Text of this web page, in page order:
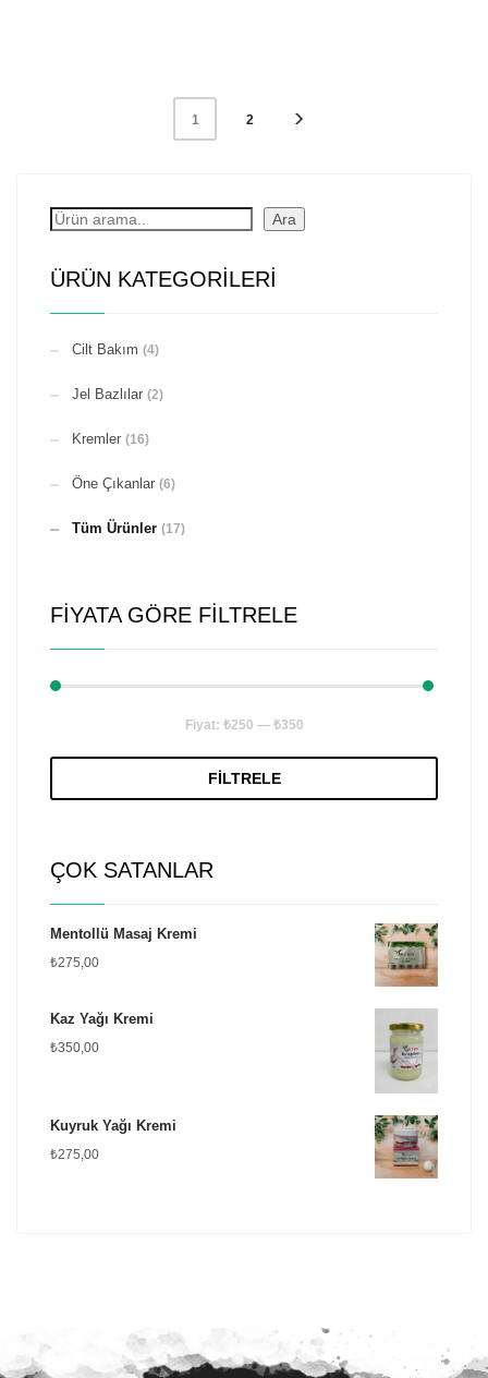
1 2
Ara Ara
ÜRÜN KATEGORILERI
Cilt Bakım (4)
Jel Bazlılar (2)
Kremler (16)
Öne Çıkanlar (6)
Tüm Ürünler (17)
FIYATA GÖRE FILTRELE
düşük
yüksek
FILTRELE
Fiyat: ₺250 — ₺350
ÇOK SATANLAR
Mentollü Masaj Kremi
₺275,00
Kaz Yağı Kremi
₺350,00
Kuyruk Yağı Kremi
₺275,00